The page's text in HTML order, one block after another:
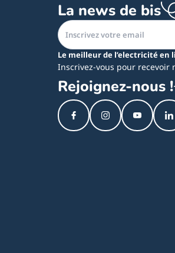
La news de bis
Le meilleur de l’electricité en
Inscrivez-vous pour recevoir
Rejoignez-nous !